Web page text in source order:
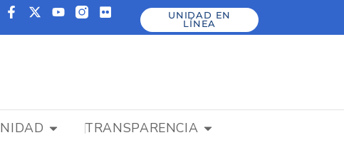
UNIDAD EN
LÍNEA
TRANSPARENCIA